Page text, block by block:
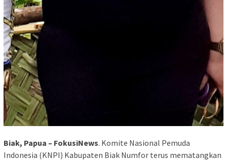
Biak, Papua – FokusiNews. Komite Nasional Pemuda
Indonesia (KNPI) Kabupaten Biak Numfor terus mematangkan